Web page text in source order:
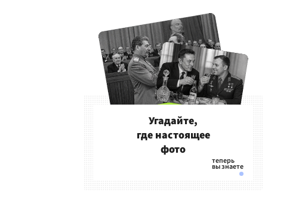
Угадайте,
где настоящее
фото